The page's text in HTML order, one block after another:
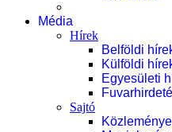
Média
Hírek
Belföldi
Külföldi
Egyesületi
Sajtó